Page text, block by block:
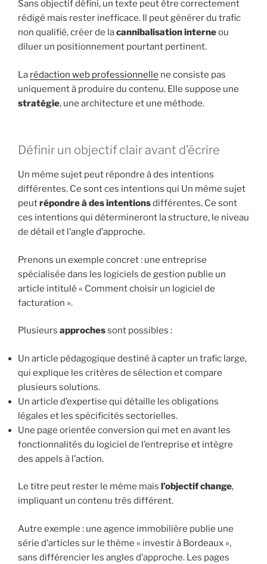
Sans objectif défini, un texte peut être correctement
rédigé mais rester inefficace. Il peut générer du trafic
non qualifié, créer de lacannibalisation interneou
diluer un positionnement pourtant pertinent.
La rédaction web professionnelle ne consiste pas
uniquement à produire du contenu. Elle suppose une
stratégie, une architecture et une méthode.
Définir un objectif clair avant d’écrire
Un même sujet peut répondre à des intentions
différentes. Ce sont ces intentions qui Un même sujet
peutrépondre à des intentionsdifférentes. Ce sont
ces intentions qui détermineront la structure, le niveau
de détail et l’angle d’approche.
Prenons un exemple concret : une entreprise
spécialisée dans les logiciels de gestion publie un
article intitulé « Comment choisir un logiciel de
facturation ».
Plusieurs approchessont possibles :
Un article pédagogique destiné à capter un trafic large,
qui explique les critères de sélection et compare
plusieurs solutions.
Un article d’expertise qui détaille les obligations
légales et les spécificités sectorielles.
Une page orientée conversion qui met en avant les
fonctionnalités du logiciel de l’entreprise et intègre
des appels à l’action.
Le titre peut rester le même mais l’objectif change,
impliquant un contenu très différent.
Autre exemple : une agence immobilière publie une
série d’articles sur le thème « investir à Bordeaux »,
sans différencier les angles d’approche. Les pages